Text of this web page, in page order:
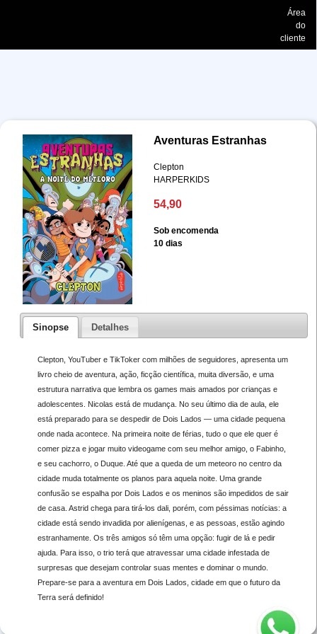
Área
do
cliente
Aventuras Estranhas
Clepton
HARPERKIDS
54,90
Sob encomenda
10 dias
Sinopse Detalhes
Clepton, YouTuber e TikToker com milhões de seguidores, apresenta um
livro cheio de aventura, ação, ficção científica, muita diversão, e uma
estrutura narrativa que lembra os games mais amados por crianças e
adolescentes. Nicolas está de mudança. No seu último dia de aula, ele
está preparado para se despedir de Dois Lados — uma cidade pequena
onde nada acontece. Na primeira noite de férias, tudo o que ele quer é
comer pizza e jogar muito videogame com seu melhor amigo, o Fabinho,
e seu cachorro, o Duque. Até que a queda de um meteoro no centro da
cidade muda totalmente os planos para aquela noite. Uma grande
confusão se espalha por Dois Lados e os meninos são impedidos de sair
de casa. Astrid chega para tirá-los dali, porém, com péssimas notícias: a
cidade está sendo invadida por alienígenas, e as pessoas, estão agindo
estranhamente. Os três amigos só têm uma opção: fugir de lá e pedir
ajuda. Para isso, o trio terá que atravessar uma cidade infestada de
surpresas que desejam controlar suas mentes e dominar o mundo.
Prepare-se para a aventura em Dois Lados, cidade em que o futuro da
Terra será definido!